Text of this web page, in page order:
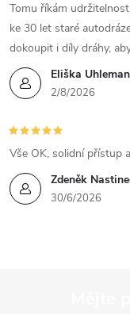
Eliška
2/8/2026
Tomu říkám
ke 30 let staré
dokoupit i díly dráhy,
Zdeněk
30/6/2026
Vše OK, solidní přístup